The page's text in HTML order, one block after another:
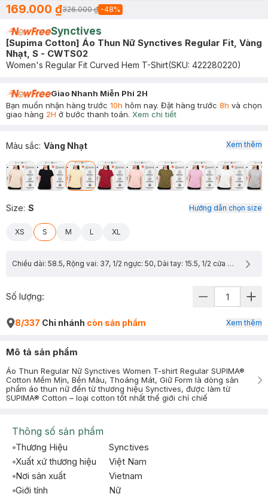
169.000 ₫326.000 ₫ -48%
Synctives
[Supima Cotton] Áo Thun Nữ Synctives Regular Fit, Vàng
Nhạt, S - CWTS02
Women's Regular Fit Curved Hem T-Shirt(SKU: 422280220)
Giao Nhanh Miễn Phí 2H
Bạn muốn nhận hàng trước 10h hôm nay. Đặt hàng trước 8h và chọn
giao hàng 2H ở bước thanh toán. Xem chi tiết
Màu sắc: Vàng Nhạt
Size: S Hướng dẫn chọn size
XS S M L XL
Chiều dài: 58.5, Rộng vai: 37, 1/2 ngực: 50, Dài tay: 15.5, 1/2 cửa tay: 16
Xem thêm
Số lượng:
8/337 Chi nhánh còn sản phẩm Xem thêm
Mô tả sản phẩm
Áo Thun Regular Nữ Synctives Women T-shirt Regular SUPIMA®
Cotton Mềm Mịn, Bền Màu, Thoáng Mát, Giữ Form là dòng sản
phẩm áo thun nữ đến từ thương hiệu Synctives, được làm từ
SUPIMA® Cotton – loại cotton tốt nhất thế giới chỉ chiế
Thông số sản phẩm
Thương Hiệu
Synctives
Xuất xứ thương hiệu
Việt Nam
Nơi sản xuất
Vietnam
Giới tính
Nữ